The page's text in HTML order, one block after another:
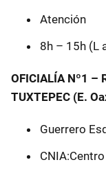
Atención
8h – 15h (L
OFICIALÍA Nº1 –
TUXTEPEC (E.
Guerrero
CNIA:Centro